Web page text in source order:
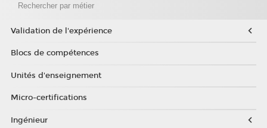
Rechercher par métier
Validation de l'expérience
Blocs de compétences
Unités d'enseignement
Micro-certifications
Ingénieur